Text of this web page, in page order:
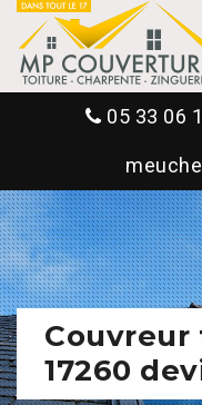
05 33 06
Couvreur
17260